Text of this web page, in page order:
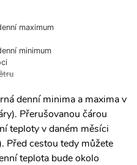
maximum
minimum
denní minima a maxima v
Přerušovanou čárou
teploty v daném měsíci
Před cestou tedy můžete
teplota bude okolo